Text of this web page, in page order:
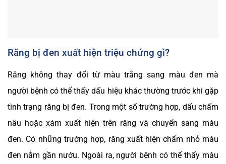
Răng bị đen xuất hiện triệu chứng gì?
Răng không thay đổi từ màu trắng sang màu đen mà
người bệnh có thể thấy dấu hiệu khác thường trước khi gặp
tình trạng răng bị đen. Trong một số trường hợp, dấu chấm
nâu hoặc xám xuất hiện trên răng và chuyển sang màu
đen. Có những trường hợp, răng xuất hiện chấm nhỏ màu
đen nằm gần nướu. Ngoài ra, người bệnh có thể thấy màu